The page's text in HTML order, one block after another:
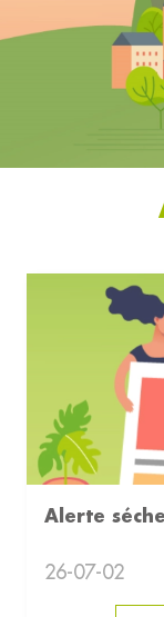
Alerte
26-07-02